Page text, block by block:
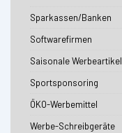
Sparkassen/Banken
Softwarefirmen
Saisonale Werbeartikel
Sportsponsoring
ÖKO-Werbemittel
Werbe-Schreibgeräte